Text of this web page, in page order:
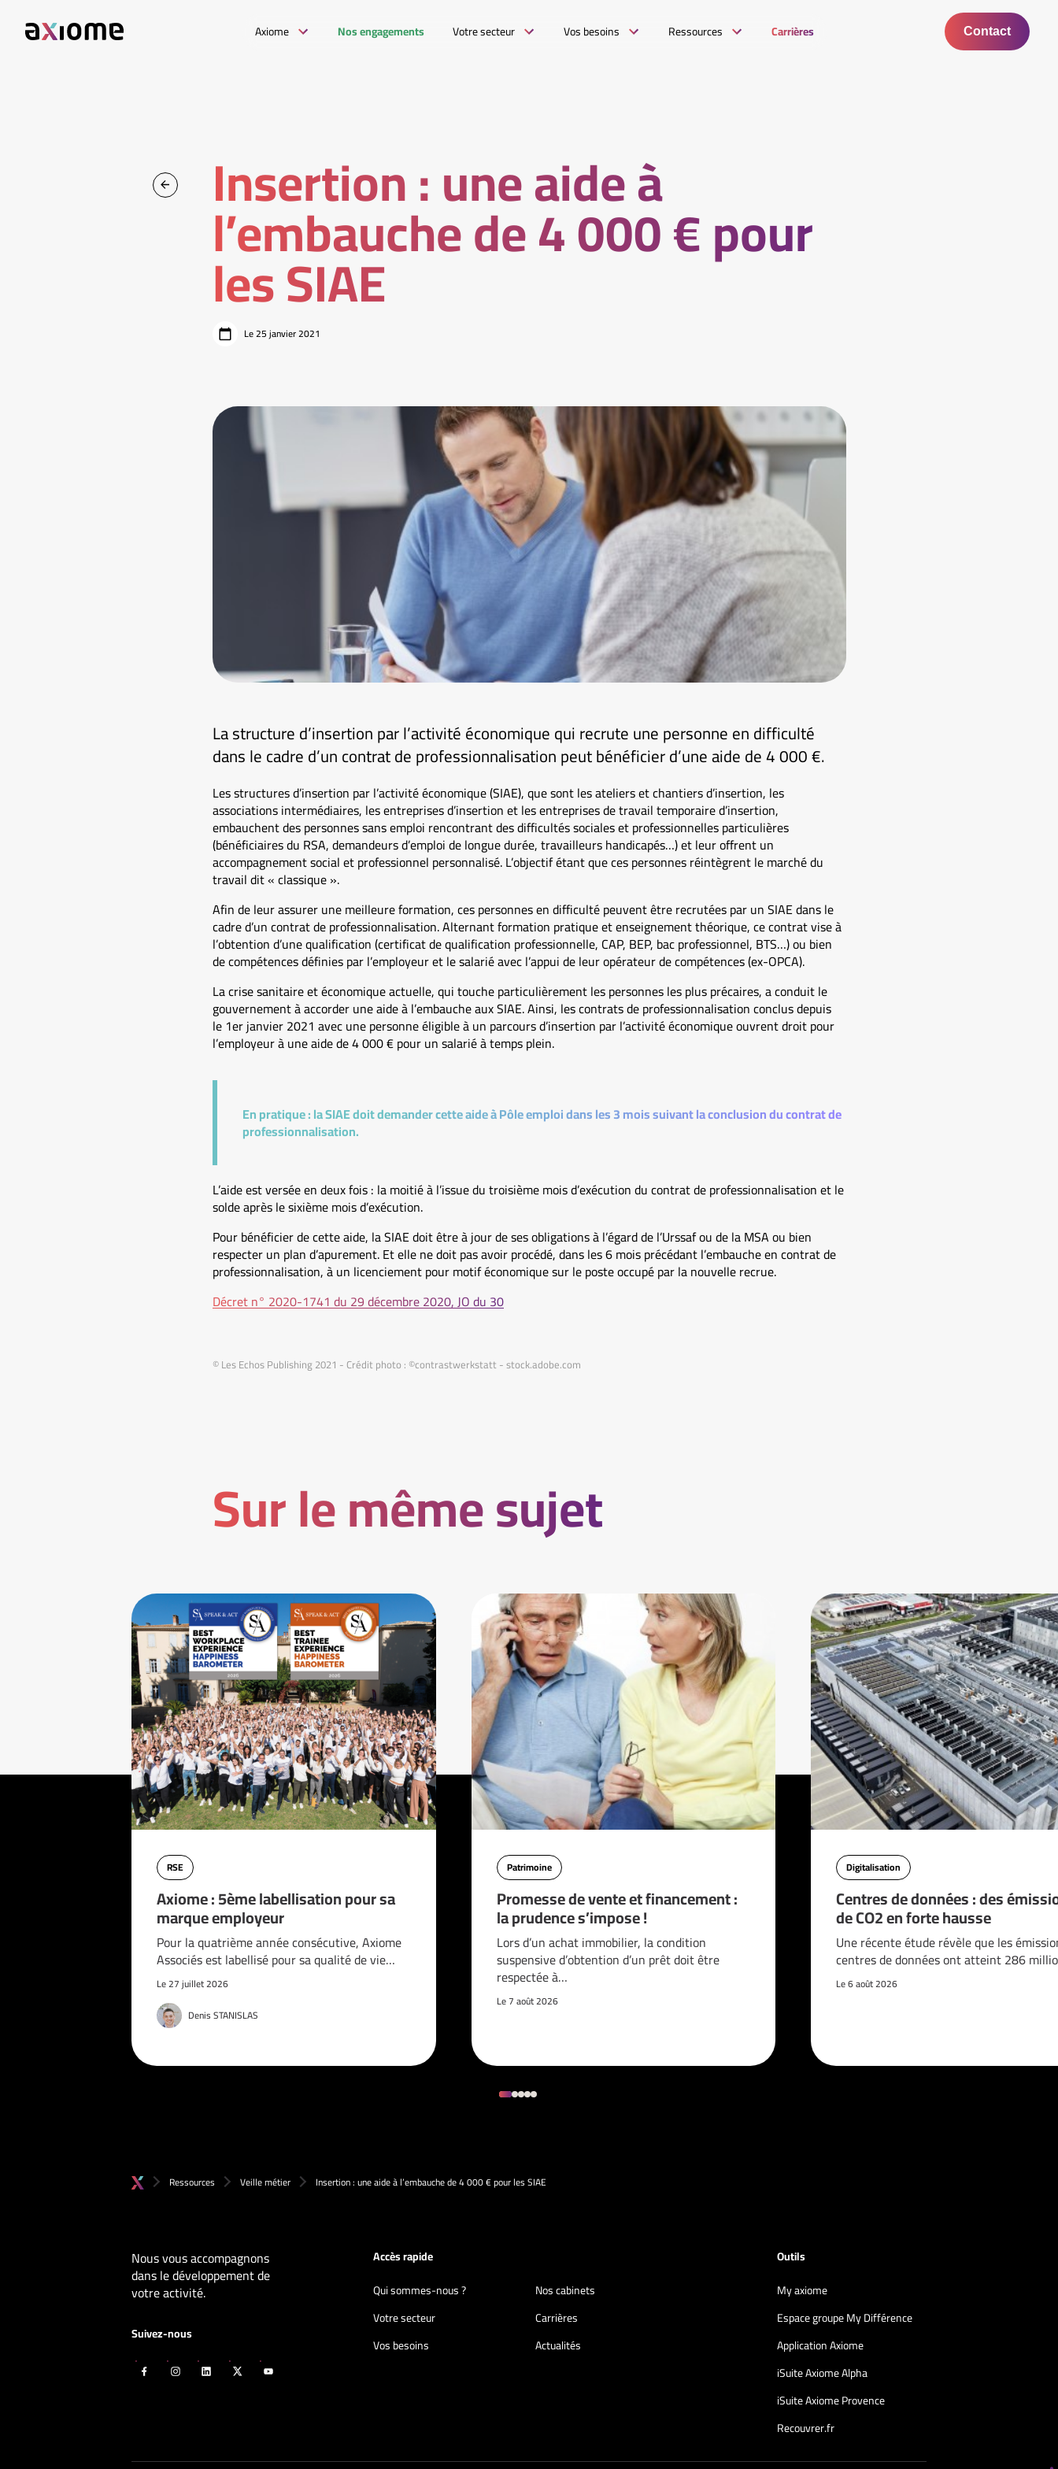
Axiome Nos engagements Votre secteur Vos besoins Ressources Carrières Contact
Insertion : une aide à
l’embauche de 4 000 € pour
les SIAE
Le 25 janvier 2021
La structure d’insertion par l’activité économique qui recrute une personne en difficulté
dans le cadre d’un contrat de professionnalisation peut bénéficier d’une aide de 4 000 €.
Les structures d’insertion par l’activité économique (SIAE), que sont les ateliers et chantiers d’insertion, les
associations intermédiaires, les entreprises d’insertion et les entreprises de travail temporaire d’insertion,
embauchent des personnes sans emploi rencontrant des difficultés sociales et professionnelles particulières
(bénéficiaires du RSA, demandeurs d’emploi de longue durée, travailleurs handicapés…) et leur offrent un
accompagnement social et professionnel personnalisé. L’objectif étant que ces personnes réintègrent le marché du
travail dit « classique ».
Afin de leur assurer une meilleure formation, ces personnes en difficulté peuvent être recrutées par un SIAE dans le
cadre d’un contrat de professionnalisation. Alternant formation pratique et enseignement théorique, ce contrat vise à
l’obtention d’une qualification (certificat de qualification professionnelle, CAP, BEP, bac professionnel, BTS…) ou bien
de compétences définies par l’employeur et le salarié avec l’appui de leur opérateur de compétences (ex-OPCA).
La crise sanitaire et économique actuelle, qui touche particulièrement les personnes les plus précaires, a conduit le
gouvernement à accorder une aide à l’embauche aux SIAE. Ainsi, les contrats de professionnalisation conclus depuis
le 1er janvier 2021 avec une personne éligible à un parcours d’insertion par l’activité économique ouvrent droit pour
l’employeur à une aide de 4 000 € pour un salarié à temps plein.
En pratique :la SIAE doit demander cette aide à Pôle emploi dans les 3 mois suivant la conclusion du contrat de
professionnalisation.
L’aide est versée en deux fois : la moitié à l’issue du troisième mois d’exécution du contrat de professionnalisation et le
solde après le sixième mois d’exécution.
Pour bénéficier de cette aide, la SIAE doit être à jour de ses obligations à l’égard de l’Urssaf ou de la MSA ou bien
respecter un plan d’apurement. Et elle ne doit pas avoir procédé, dans les 6 mois précédant l’embauche en contrat de
professionnalisation, à un licenciement pour motif économique sur le poste occupé par la nouvelle recrue.
Décret n° 2020-1741 du 29 décembre 2020, JO du 30
© Les Echos Publishing 2021 - Crédit photo : ©contrastwerkstatt - stock.adobe.com
Sur le même sujet
RSE
Axiome : 5ème labellisation pour sa
marque employeur
Pour la quatrième année consécutive, Axiome
Associés est labellisé pour sa qualité de vie…
Le 27 juillet 2026
Denis STANISLAS
Patrimoine
Promesse de vente et financement :
la prudence s’impose !
Lors d’un achat immobilier, la condition
suspensive d’obtention d’un prêt doit être
respectée à…
Le 7 août 2026
Digitalisation
Centres de données : des
de CO2 en forte hausse
Une récente étude révèle que les
centres de données ont atteint 286
Le 6 août 2026
Ressources Veille métier Insertion : une aide à l’embauche de 4 000 € pour les SIAE
Nous vous accompagnons
dans le développement de
votre activité.
Suivez-nous
Accès rapide
Qui sommes-nous ?
Nos cabinets
Votre secteur
Carrières
Vos besoins
Actualités
Outils
My axiome
Espace groupe My Différence
Application Axiome
iSuite Axiome Alpha
iSuite Axiome Provence
Recouvrer.fr